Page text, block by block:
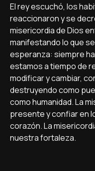
El rey escuchó, los
reaccionaron y se
misericordia de Dios
manifestando lo que
esperanza: siempre
estamos a tiempo de
modificar y cambiar,
destruyendo como
como humanidad. La
presente y confiar en
corazón. La
nuestra fortaleza.